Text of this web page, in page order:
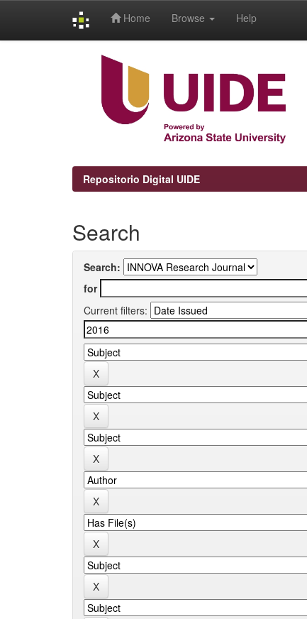
Home Browse Help
Repositorio Digital UIDE
Search
Search:
for
Current filters: